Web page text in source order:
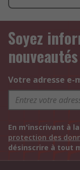
Soyez
Votre adresse e-
En m'inscrivant à
protection des
désinscrire à tout